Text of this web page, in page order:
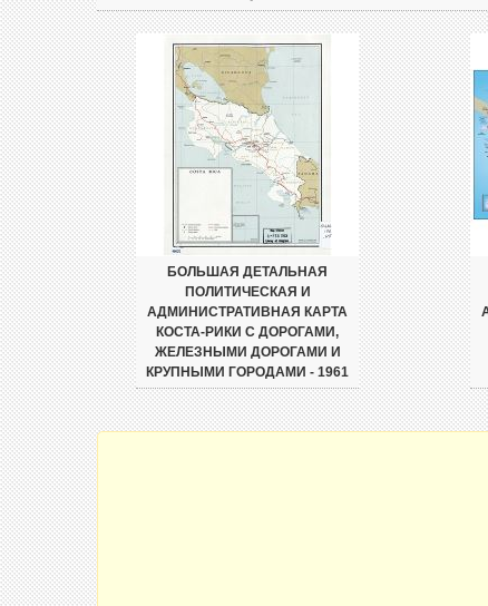
БОЛЬШАЯ ДЕТАЛЬНАЯ
ПОЛИТИЧЕСКАЯ И
АДМИНИСТРАТИВНАЯ КАРТА
КОСТА-РИКИ С ДОРОГАМИ,
ЖЕЛЕЗНЫМИ ДОРОГАМИ И
КРУПНЫМИ ГОРОДАМИ - 1961